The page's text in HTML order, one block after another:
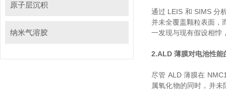
原子层沉积
纳米气溶胶
通过 LEIS 和 SIMS 分析
并未全覆盖颗粒表面
一发现与现有假设相悖
2.ALD 薄膜对电池性能
尽管 ALD 薄膜在
属氧化物的同时，